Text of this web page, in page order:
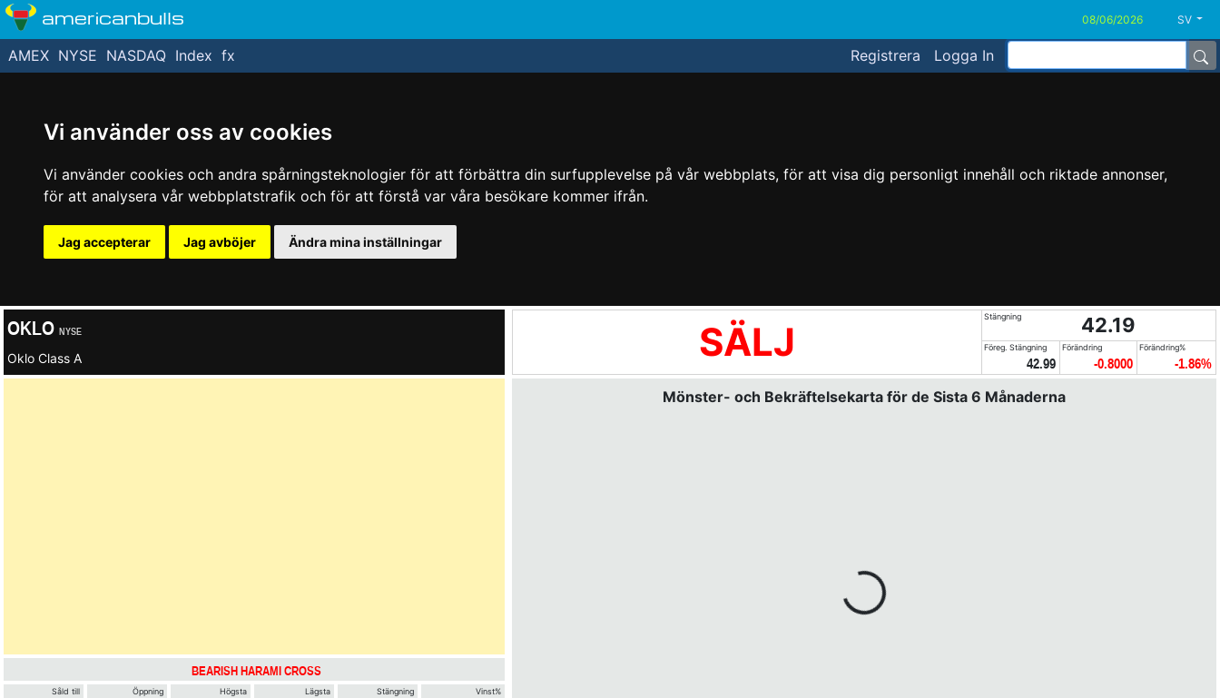
Vi använder oss av cookies
Vi använder cookies och andra spårningsteknologier för att förbättra din surfupplevelse på vår webbplats, för att visa dig personligt innehåll och riktade annonser,
för att analysera vår webbplatstrafik och för att förstå var våra besökare kommer ifrån.
Jag accepterar Jag avböjer Ändra mina inställningar
americanbulls SV
Registrera Logga In
AMEX NYSE NASDAQ Index fx
OKLO NYSE
Oklo Class A SÄLJ
Stängning 42.19
Föreg. Stängning
42.99
Förändring
-0.8000
Förändring%
-1.86%
BEARISH HARAMI CROSS
Såld till Öppning Högsta Lägsta Stängning Vinst%
Mönster- och Bekräftelsekarta för de Sista 6 Månaderna